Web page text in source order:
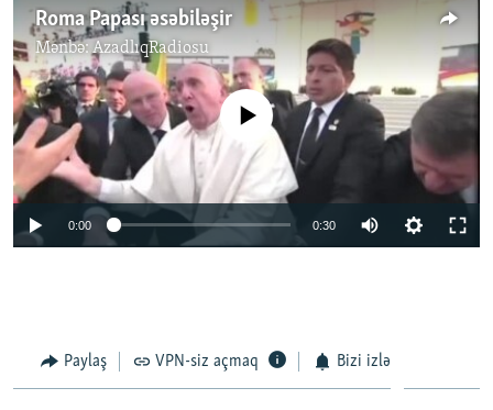
Roma Papası əsəbiləşir
Mənbə: AzadlıqRadiosu
No media source currently available
0:00 0:30
Paylaş VPN-siz açmaq Bizi izlə